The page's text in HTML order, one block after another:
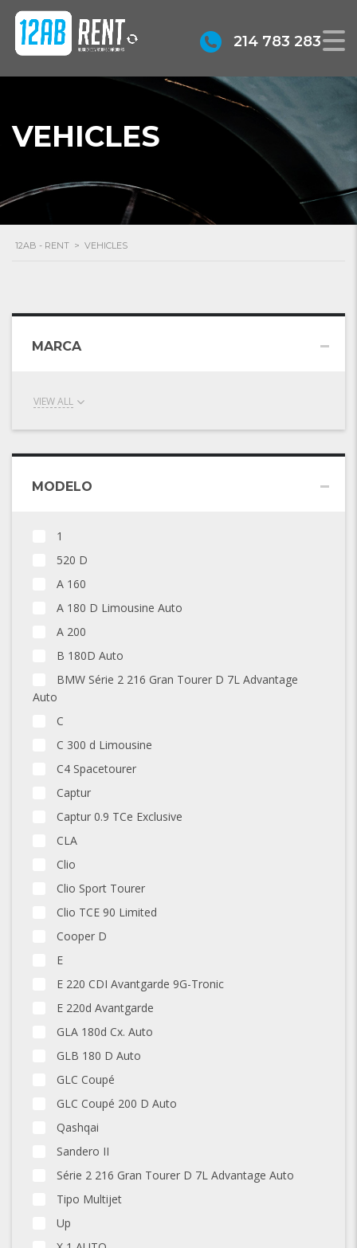
214 783 283
VEHICLES
12AB - RENT > VEHICLES
MARCA
VIEW ALL
MODELO
1
520 D
A 160
A 180 D Limousine Auto
A 200
B 180D Auto
BMW Série 2 216 Gran Tourer D 7L Advantage
Auto
C
C 300 d Limousine
C4 Spacetourer
Captur
Captur 0.9 TCe Exclusive
CLA
Clio
Clio Sport Tourer
Clio TCE 90 Limited
Cooper D
E
E 220 CDI Avantgarde 9G-Tronic
E 220d Avantgarde
GLA 180d Cx. Auto
GLB 180 D Auto
GLC Coupé
GLC Coupé 200 D Auto
Qashqai
Sandero II
Série 2 216 Gran Tourer D 7L Advantage Auto
Tipo Multijet
Up